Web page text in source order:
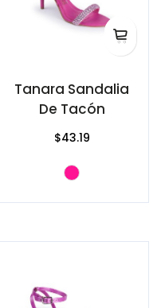
Tanara Sandalia
De Tacón
$43.19